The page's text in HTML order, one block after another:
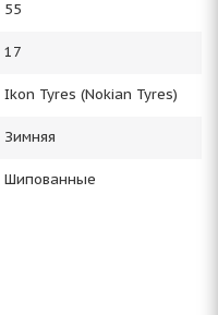
55
17
Ikon Tyres (Nokian Tyres)
Зимняя
Шипованные